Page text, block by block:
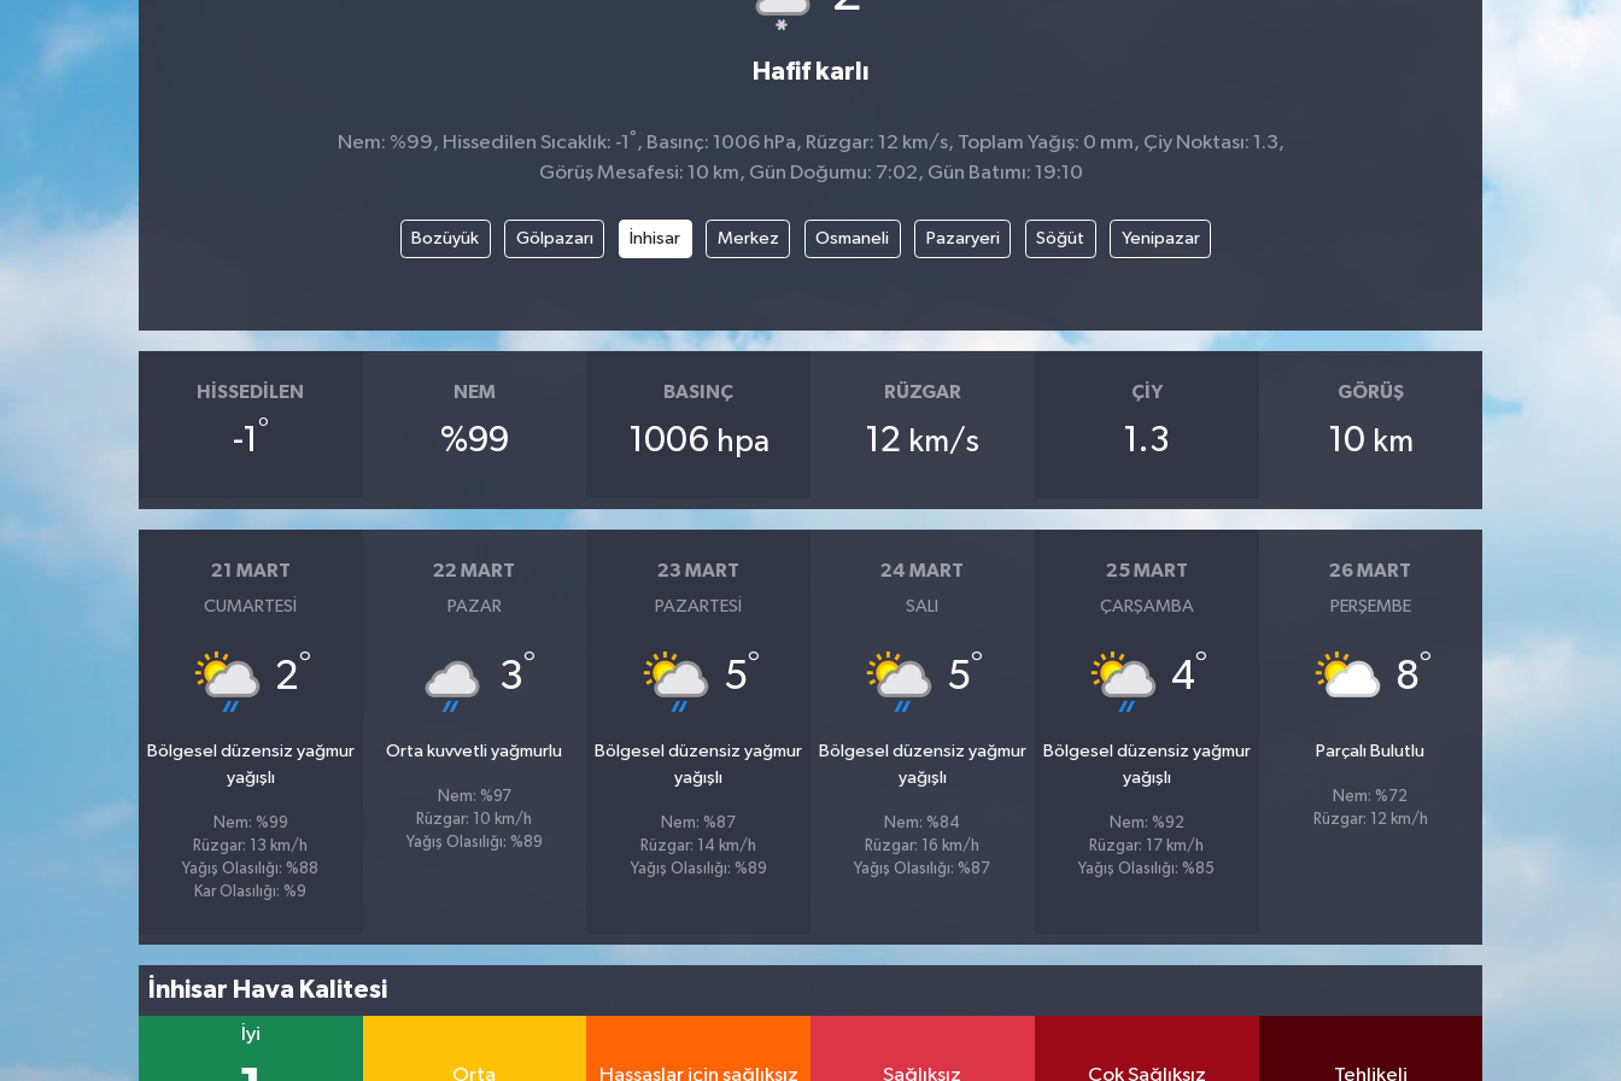
Hafif karlı
Nem: %99, Hissedilen Sıcaklık: -1 ° , Basınç: 1006 hPa, Rüzgar: 12 km/s, Toplam Yağış: 0 mm, Çiy Noktası: 1.3,
Görüş Mesafesi: 10 km, Gün Doğumu: 7:02, Gün Batımı: 19:10
Bozüyük Gölpazarı İnhisar Merkez Osmaneli Pazaryeri Söğüt Yenipazar
HISSEDILEN
-1 °
NEM
%99
BASINÇ
1006 hpa
RÜZGAR
12 km/s
ÇIY
1.3
GÖRÜŞ
10 km
21 MART
CUMARTESI
2°
Bölgesel düzensiz yağmur
yağışlı
Nem: %99
Rüzgar: 13 km/h
Yağış Olasılığı: %88
Kar Olasılığı: %9
22 MART
PAZAR
3°
Orta kuvvetli yağmurlu
Nem: %97
Rüzgar: 10 km/h
Yağış Olasılığı: %89
23 MART
PAZARTESI
5°
Bölgesel düzensiz yağmur
yağışlı
Nem: %87
Rüzgar: 14 km/h
Yağış Olasılığı: %89
24 MART
SALI
5°
Bölgesel düzensiz yağmur
yağışlı
Nem: %84
Rüzgar: 16 km/h
Yağış Olasılığı: %87
25 MART
ÇARŞAMBA
4°
Bölgesel düzensiz yağmur
yağışlı
Nem: %92
Rüzgar: 17 km/h
Yağış Olasılığı: %85
26 MART
PERŞEMBE
8°
Parçalı Bulutlu
Nem: %72
Rüzgar: 12 km/h
İnhisar Hava Kalitesi
İyi
Orta Hassaslar için sağlıksız Sağlıksız Çok Sağlıksız Tehlikeli
EĞİTİM
KENT GÜNDEMİ
Manyas